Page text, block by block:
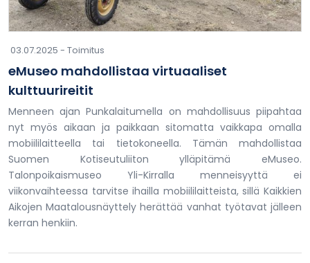
03.07.2025 - Toimitus
eMuseo mahdollistaa virtuaaliset
kulttuurireitit
Menneen ajan Punkalaitumella on mahdollisuus piipahtaa
nyt myös aikaan ja paikkaan sitomatta vaikkapa omalla
mobiililaitteella tai tietokoneella. Tämän mahdollistaa
Suomen Kotiseutuliiton ylläpitämä eMuseo.
Talonpoikaismuseo Yli-Kirralla menneisyyttä ei
viikonvaihteessa tarvitse ihailla mobiililaitteista, sillä Kaikkien
Aikojen Maatalousnäyttely herättää vanhat työtavat jälleen
kerran henkiin.